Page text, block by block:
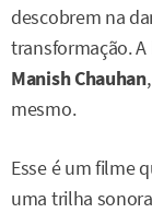
descobrem na
transformação.
Manish Chauhan
mesmo.
Esse é um filme
uma trilha